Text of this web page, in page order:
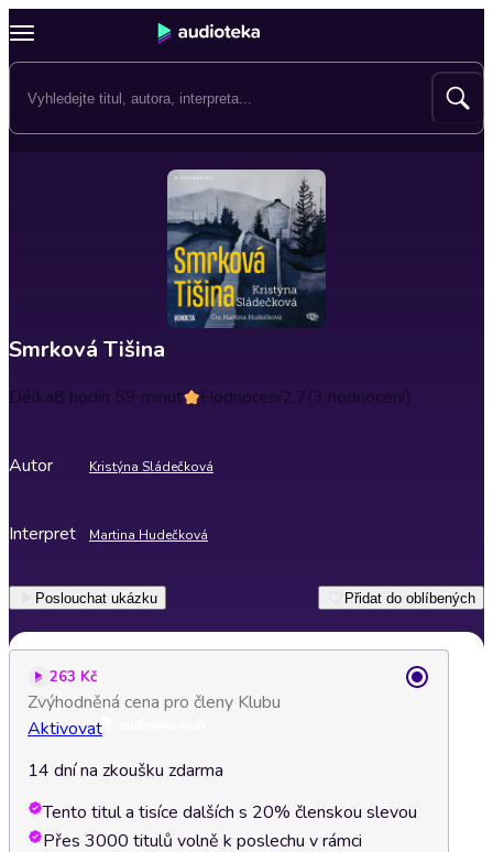
Smrková Tišina
Délka8 hodin 59 minut Hodnocení2.7(3 hodnocení)
Autor Kristýna Sládečková
Interpret Martina Hudečková
Poslouchat ukázku Přidat do oblíbených
263 Kč
Zvýhodněná cena pro členy Klubu
Aktivovat
14 dní na zkoušku zdarma
Tento titul a tisíce dalších s 20% členskou slevou
Přes 3000 titulů volně k poslechu v rámci